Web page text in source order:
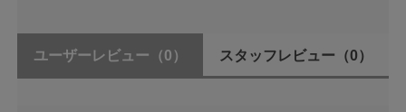
ユーザーレビュー （0） スタッフレビュー （0）